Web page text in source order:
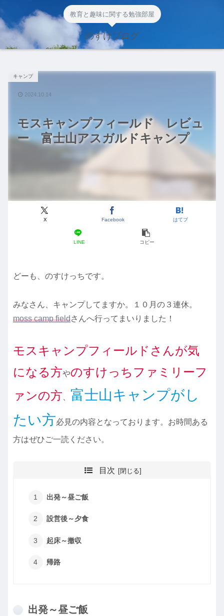
教育と趣味に関する勉強部屋
のすけブログ
モスキャンプフィールド レビュ
ー 富士山アスガルドキャンプ
キャンプ
X Facebook はてブ
LINE コピー
2024.10.14
どーも、のすけっちです。
みなさん、キャンプしてますか。１０月の３連休。
moss camp fieldさんへ行ってまいりました！
モスキャンプフィールドさんが気
になる方やのすけっちファミリーフ
ァンの方
富士山キャンプがし
たい方必見の内容となっております。お時間ある
方はぜひご一読ください。
目次
出発～昼ご飯
設営後～夕食
起床～撤収
帰路
出発～昼ご飯